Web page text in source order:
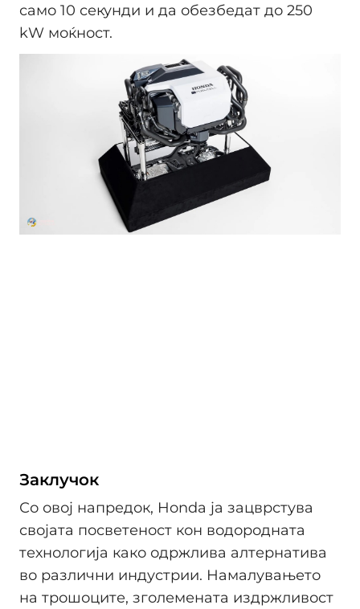
само 10 секунди и да обезбедат до 250
kW моќност. ​
Заклучок
Со овој напредок, Honda ја зацврстува
својата посветеност кон водородната
технологија како одржлива алтернатива
во различни индустрии. Намалувањето
на трошоците, зголемената издржливост